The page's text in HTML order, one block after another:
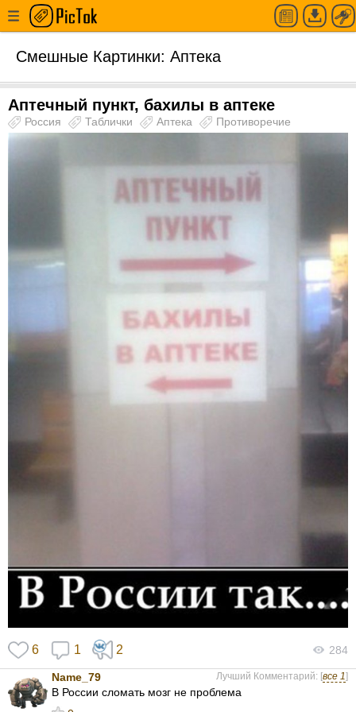
Смешные Картинки: Аптека
Аптечный пункт, бахилы в аптеке
Россия Таблички Аптека Противоречие
6 1 2 284
Name_79 Лучший Комментарий: [все 1]
В России сломать мозг не проблема